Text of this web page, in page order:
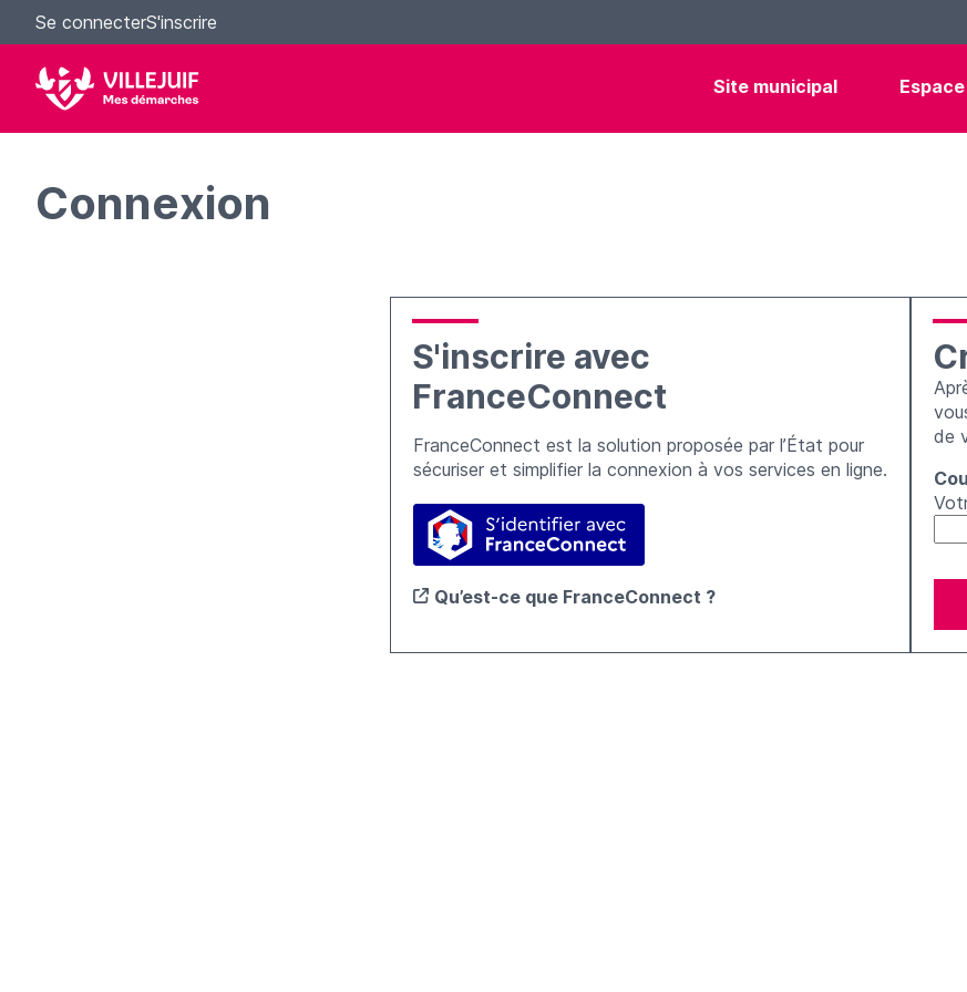
Se connecterS'inscrire
Site municipal
Connexion
S'inscrire avec
FranceConnect
FranceConnect est la solution proposée par l’État pour
sécuriser et simplifier la connexion à vos services en ligne.
S’identifier avec FranceConnect
Qu’est-ce que FranceConnect ?
de